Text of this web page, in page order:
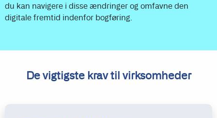
du kan navigere i disse ændringer og omfavne den
digitale fremtid indenfor bogføring.
De vigtigste krav til virksomheder